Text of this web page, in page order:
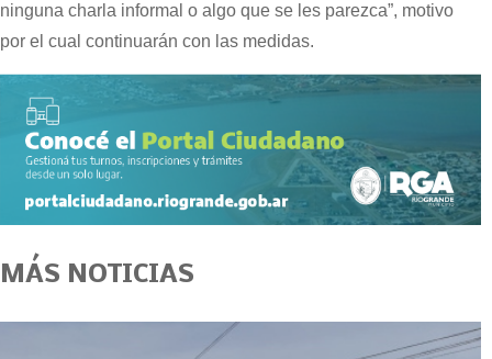
ninguna charla informal o algo que se les parezca”, motivo
por el cual continuarán con las medidas.
MÁS NOTICIAS